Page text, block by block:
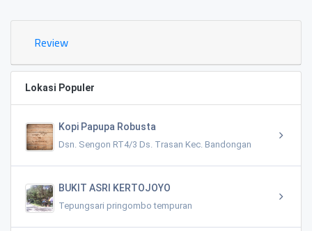
Review
Lokasi Populer
Kopi Papupa Robusta
Dsn. Sengon RT4/3 Ds. Trasan Kec. Bandongan
BUKIT ASRI KERTOJOYO
Tepungsari pringombo tempuran